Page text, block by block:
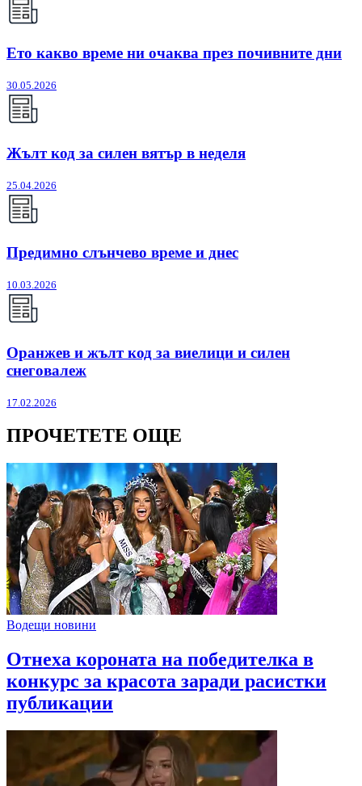
Ето какво време ни очаква през почивните дни
30.05.2026
Жълт код за силен вятър в неделя
25.04.2026
Предимно слънчево време и днес
10.03.2026
Оранжев и жълт код за виелици и силен
снеговалеж
17.02.2026
ПРОЧЕТЕТЕ ОЩЕ
Водещи новини
Отнеха короната на победителка в
конкурс за красота заради расистки
публикации